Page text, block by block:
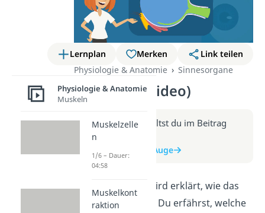
Lernplan Merken
Link teilen
Physiologie & Anatomie
Sinnesorgane
Das Auge (Video)
Weitere Infos erhältst du im Beitrag
zum Video
zum Beitrag: Das Auge
In diesem Video wird erklärt, wie das
Auge funktioniert. Du erfährst, welche
Physiologie & Anatomie
Muskeln
Muskelzelle
n
1/6 – Dauer:
04:58
Muskelkont
raktion